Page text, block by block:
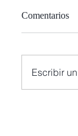
Comentarios
Escribir